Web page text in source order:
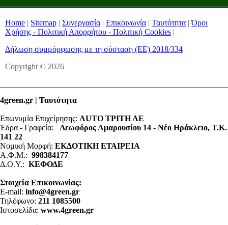
Home | Sitemap | Συνεργασία | Επικοινωνία | Ταυτότητα |Όροι
Χρήσης - Πολιτική Απορρήτου - Πολιτική Cookies |
Δήλωση συμμόρφωσης με τη σύσταση (ΕΕ) 2018/334
Copyright © 2026
4green.gr | Ταυτότητα
Επωνυμία Επιχείρησης: AUTO ΤΡΙΤΗ ΑΕ
Έδρα - Γραφεία: Λεωφόρος Αμαρουσίου 14 - Νέο Ηράκλειο, Τ.Κ.
141 22
Νομική Μορφή: ΕΚΔΟΤΙΚΗ ΕΤΑΙΡΕΙΑ
Α.Φ.Μ.: 998384177
Δ.Ο.Υ.: ΚΕΦΟΔΕ
Στοιχεία Επικοινωνίας:
E-mail: info@4green.gr
Τηλέφωνο: 211 1085500
Ιστοσελίδα: www.4green.gr